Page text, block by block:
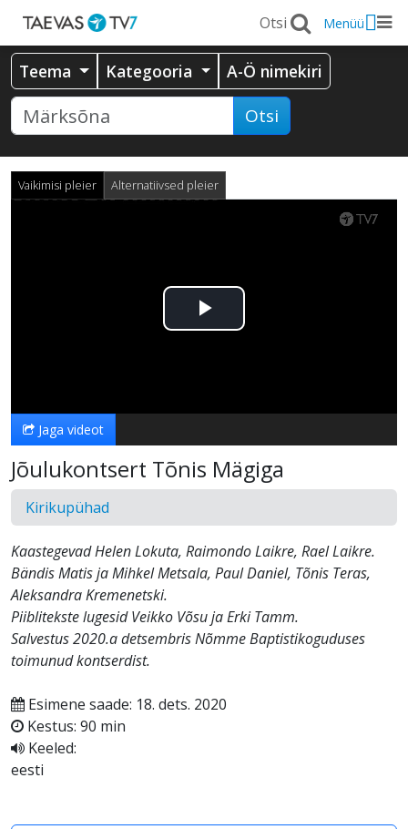
Menüü
Teema Kategooria A-Ö nimekiri
Otsi
Vaikimisi pleier Alternatiivsed pleier
Esita
Jaga videot
Jõulukontsert Tõnis Mägiga
Kirikupühad
Kaastegevad Helen Lokuta, Raimondo Laikre, Rael Laikre.
Bändis Matis ja Mihkel Metsala, Paul Daniel, Tõnis Teras,
Aleksandra Kremenetski.
Piiblitekste lugesid Veikko Võsu ja Erki Tamm.
Salvestus 2020.a detsembris Nõmme Baptistikoguduses
toimunud kontserdist.
Esimene saade: 18. dets. 2020
Kestus: 90 min
Keeled:
eesti